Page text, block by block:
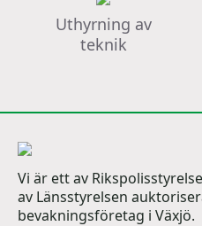
Uthyrning av
teknik
Vi är ett av
av Länsstyrelsen
bevakningsföretag i Växjö.